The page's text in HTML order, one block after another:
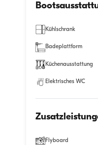
Kühlschrank
Badeplattform
Küchenausstattung
Elektrisches WC
Flyboard